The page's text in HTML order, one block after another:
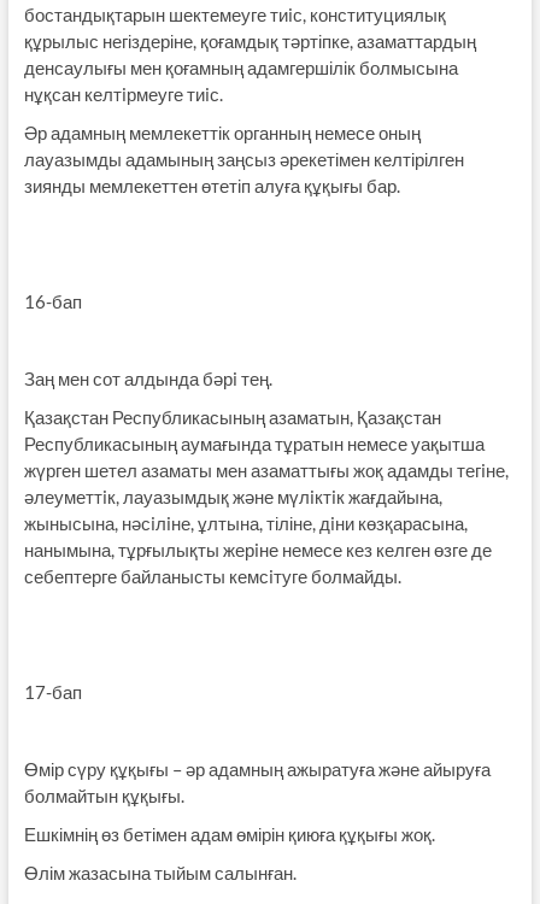
бостандықтарын шектемеуге тиiс, конституциялық
құрылыс негіздеріне, қоғамдық тәртіпке, азаматтардың
денсаулығы мен қоғамның адамгершілік болмысына
нұқсан келтiрмеуге тиiс.
Әр адамның мемлекеттік органның немесе оның
лауазымды адамының заңсыз әрекетімен келтірілген
зиянды мемлекеттен өтетіп алуға құқығы бар.
16-бап
Заң мен сот алдында бәрi тең.
Қазақстан Республикасының азаматын, Қазақстан
Республикасының аумағында тұратын немесе уақытша
жүрген шетел азаматы мен азаматтығы жоқ адамды тегiне,
әлеуметтiк, лауазымдық және мүлiктiк жағдайына,
жынысына, нәсiлiне, ұлтына, тіліне, дiни көзқарасына,
нанымына, тұрғылықты жерiне немесе кез келген өзге де
себептерге байланысты кемсiтуге болмайды.
17-бап
Өмір сүру құқығы – әр адамның ажыратуға және айыруға
болмайтын құқығы.
Ешкімнің өз бетімен адам өмірін қиюға құқығы жоқ.
Өлім жазасына тыйым салынған.